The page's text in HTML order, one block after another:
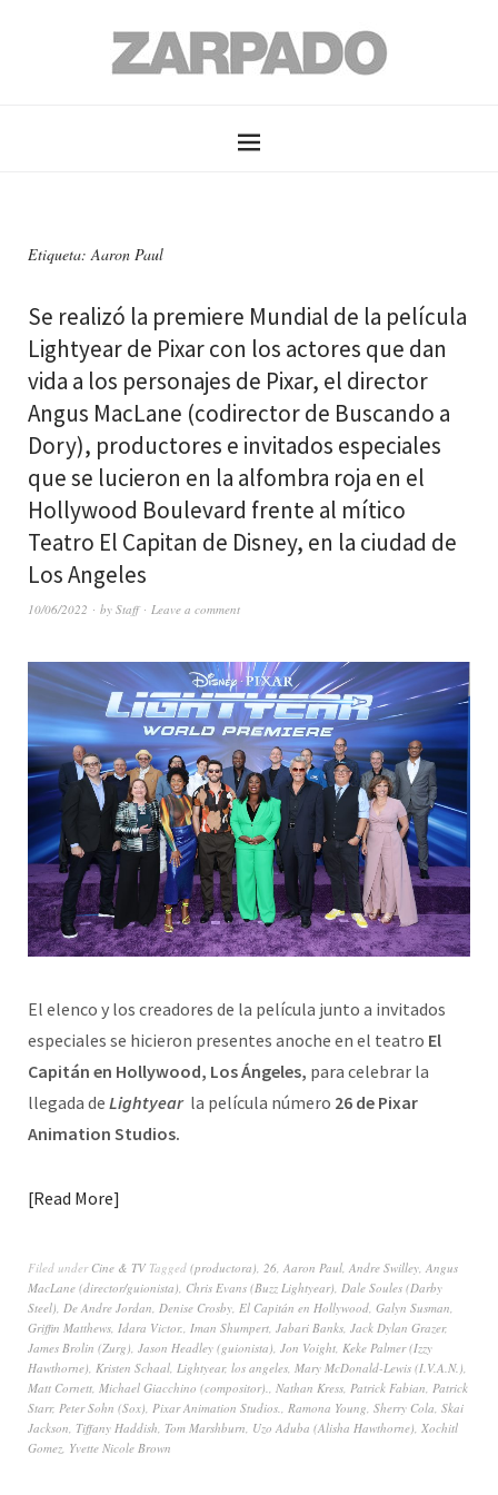
Etiqueta: Aaron Paul
Se realizó la premiere Mundial de la película
Lightyear de Pixar con los actores que dan
vida a los personajes de Pixar, el director
Angus MacLane (codirector de Buscando a
Dory), productores e invitados especiales
que se lucieron en la alfombra roja en el
Hollywood Boulevard frente al mítico
Teatro El Capitan de Disney, en la ciudad de
Los Angeles
10/06/2022 by Staff Leave a comment
El elenco y los creadores de la película junto a invitados
especiales se hicieron presentes anoche en el teatro El
Capitán en Hollywood, Los Ángeles, para celebrar la
llegada de Lightyear la película número 26 de Pixar
Animation Studios.
Read More
Filed under Cine & TV Tagged (productora), 26, Aaron Paul, Andre Swilley, Angus
MacLane (director/guionista), Chris Evans (Buzz Lightyear), Dale Soules (Darby
Steel), De Andre Jordan, Denise Crosby, El Capitán en Hollywood, Galyn Susman,
Griffin Matthews, Idara Victor., Iman Shumpert, Jabari Banks, Jack Dylan Grazer,
James Brolin (Zurg), Jason Headley (guionista), Jon Voight, Keke Palmer (Izzy
Hawthorne), Kristen Schaal, Lightyear, los angeles, Mary McDonald-Lewis (I.V.A.N.),
Matt Cornett, Michael Giacchino (compositor)., Nathan Kress, Patrick Fabian, Patrick
Starr, Peter Sohn (Sox), Pixar Animation Studios., Ramona Young, Sherry Cola, Skai
Jackson, Tiffany Haddish, Tom Marshburn, Uzo Aduba (Alisha Hawthorne), Xochitl
Gomez, Yvette Nicole Brown